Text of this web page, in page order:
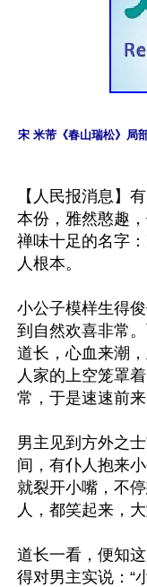
宋 米芾《春山瑞松》局
【人民报消息】
本份，雅然憨趣
禅味十足的名字
人根本。
小公子模样生得
到自然欢喜非常
道长，心血来潮
人家的上空笼罩
常，于是速速前来
男主见到方外之
间，有仆人抱来
就裂开小嘴，不
人，都笑起来，
道长一看，便知
得对男主实说：“